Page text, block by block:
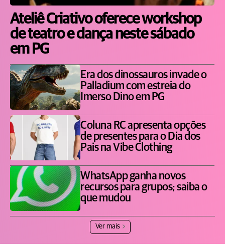
Ateliê Criativo oferece workshop
de teatro e dança neste sábado
em PG
Era dos dinossauros invade o
Palladium com estreia do
Imerso Dino em PG
Coluna RC apresenta opções
de presentes para o Dia dos
Pais na Vibe Clothing
WhatsApp ganha novos
recursos para grupos; saiba o
que mudou
Ver mais